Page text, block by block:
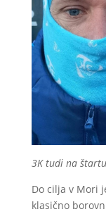
3K tudi na
Do cilja v Mori
klasično